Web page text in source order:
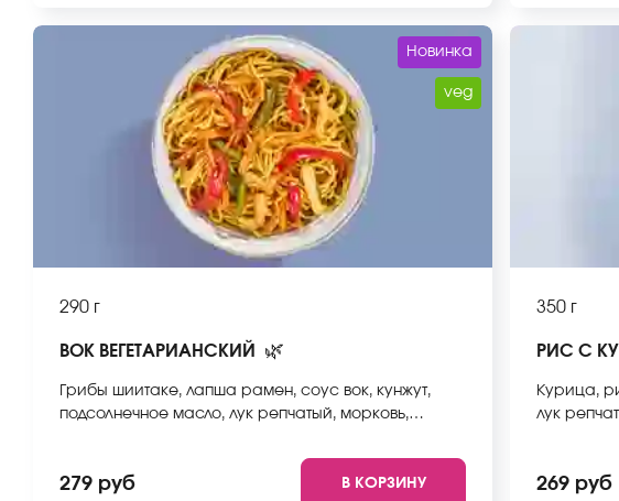
Новинка
veg
290 г
ВОК ВЕГЕТАРИАНСКИЙ 🌿
Грибы шиитаке, лапша рамен, соус вок, кунжут,
подсолнечное масло, лук репчатый, морковь,
перец. *Внешний вид блюда может отличаться от
фото на сайте.
279 руб В КОРЗИНУ
350 г
РИС С
Курица,
лук
вид
269 руб